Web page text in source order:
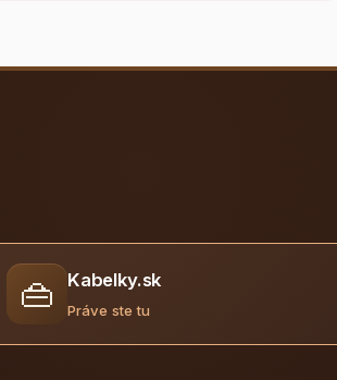
👜 Kabelky.sk
Práve ste tu